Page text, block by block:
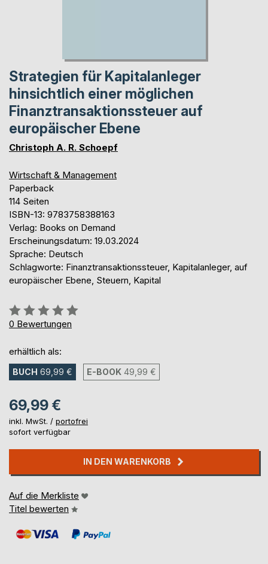
Strategien für Kapitalanleger
hinsichtlich einer möglichen
Finanztransaktionssteuer auf
europäischer Ebene
Christoph A. R. Schoepf
Wirtschaft & Management
Paperback
114 Seiten
ISBN-13: 9783758388163
Verlag: Books on Demand
Erscheinungsdatum: 19.03.2024
Sprache: Deutsch
Schlagworte: Finanztransaktionssteuer, Kapitalanleger, auf
europäischer Ebene, Steuern, Kapital
Bewertung::
0%
0 Bewertungen
erhältlich als:
BUCH 69,99 € E-BOOK 49,99 €
69,99 €
inkl. MwSt. / portofrei
sofort verfügbar
IN DEN WARENKORB
Auf die Merkliste
Titel bewerten